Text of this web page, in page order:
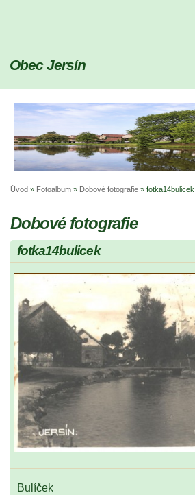
Obec Jersín
Úvod » Fotoalbum » Dobové fotografie » fotka14bulicek
Dobové fotografie
fotka14bulicek
Bulíček